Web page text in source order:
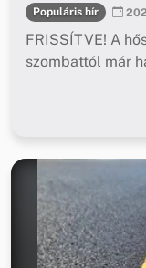
Populáris hír
FRISSÍTVE! A
szombattól már